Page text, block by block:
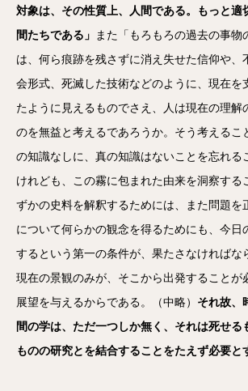
対象は、その性質上、人間である。もっと適
間たちである」 また「もろもろの過去の事物
は、何ら痕跡を残さずに消え失せた信仰や、
会形式、死滅した技術などのように、現在を
たように見えるものでさえ、人は現在の理解
のを無益と考えるであろうか。そう考えるこ
の知識なしに、真の知識はないことを忘れる
けれども、この霧に包まれた由来を洞察する
ずかの史料を解釈するためには、また問題を
について何らかの観念を得るためにも、今日
するという第一の条件が、果たさなければな
現在の景観のみが、そこから出発することが
展望を与えるからである。（中略） それ故、
間の学は、ただ一つしか無く、それは死せる
ものの研究とを結合することをたえず必要と